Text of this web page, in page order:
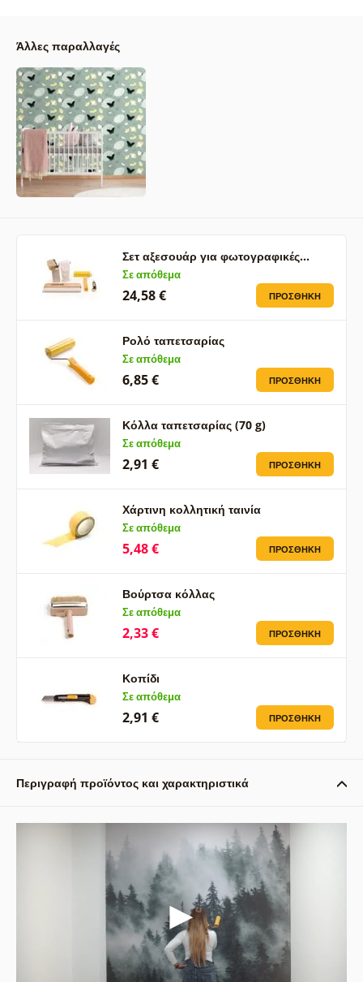
Άλλες παραλλαγές
Σετ αξεσουάρ για φωτογραφικές…
Σε απόθεμα
24,58 € ΠΡΟΣΘΉΚΗ
Ρολό ταπετσαρίας
Σε απόθεμα
6,85 € ΠΡΟΣΘΉΚΗ
Κόλλα ταπετσαρίας (70 g)
Σε απόθεμα
2,91 € ΠΡΟΣΘΉΚΗ
Χάρτινη κολλητική ταινία
Σε απόθεμα
5,48 € ΠΡΟΣΘΉΚΗ
Βούρτσα κόλλας
Σε απόθεμα
2,33 € ΠΡΟΣΘΉΚΗ
Κοπίδι
Σε απόθεμα
2,91 € ΠΡΟΣΘΉΚΗ
Περιγραφή προϊόντος και χαρακτηριστικά